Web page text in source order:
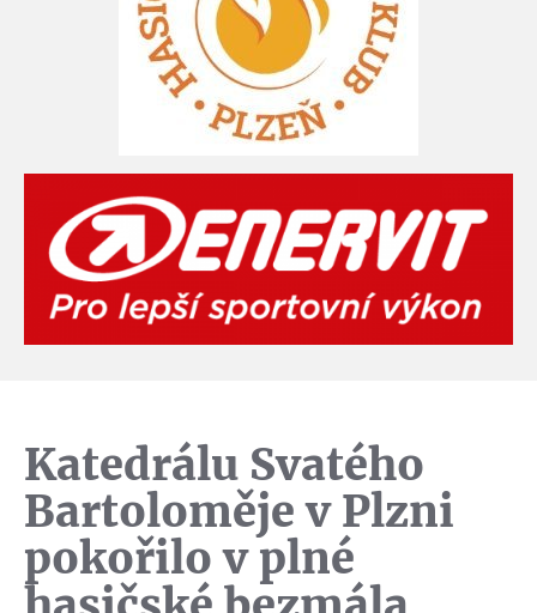
Katedrálu Svatého
Bartoloměje v Plzni
pokořilo v plné